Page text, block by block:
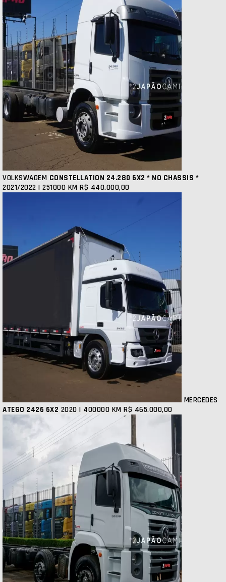
VOLKSWAGEM CONSTELLATION 24.280 6X2 * NO CHASSIS *
2021/2022 | 251000 KM R$ 440.000,00
MERCEDES
ATEGO 2426 6X2 2020 | 400000 KM R$ 465.000,00